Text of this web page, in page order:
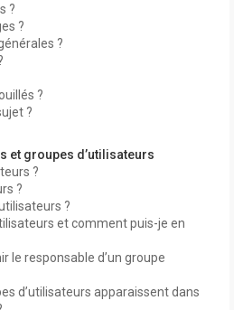
?
?
?
?
?
et groupes d’utilisateurs
?
?
?
et comment puis-je en
le responsable d’un groupe
d’utilisateurs apparaissent dans